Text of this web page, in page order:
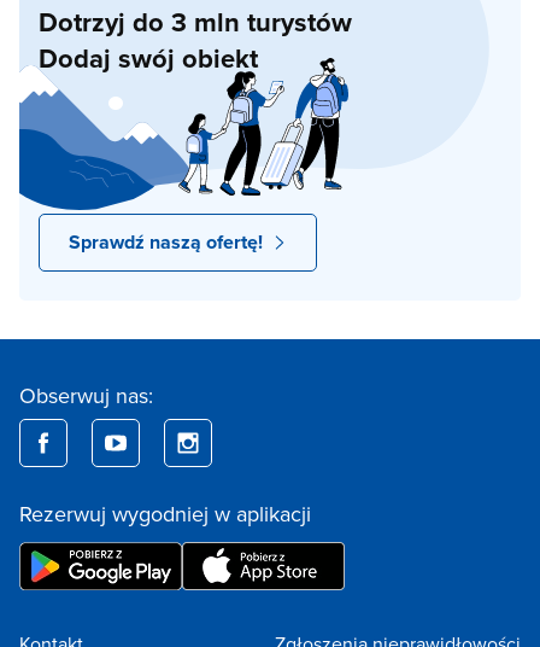
Dotrzyj do 3 mln turystów
Dodaj swój obiekt
Sprawdź naszą ofertę!
Obserwuj nas:
Rezerwuj wygodniej w aplikacji